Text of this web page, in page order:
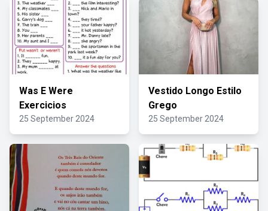
Was E Were
Exercicios
25 September 2024
Vestido Longo Estilo
Grego
25 September 2024